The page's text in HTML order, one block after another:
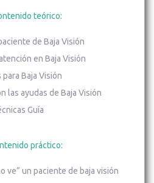
teórico:
de Baja Visión
en Baja Visión
para Baja Visión
las ayudas de Baja Visión
Guía
práctico:
ve” un paciente de baja visión